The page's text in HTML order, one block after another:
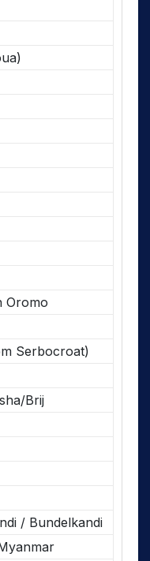
Oromo
Serbocroat)
Brij
/ Bundelkandi